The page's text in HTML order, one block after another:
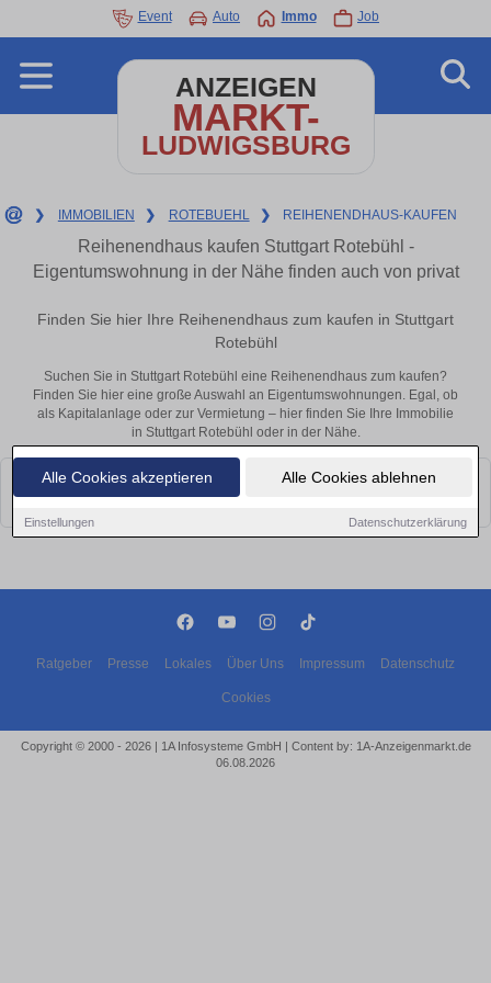
Alle Cookies akzeptieren Alle Cookies ablehnen
Einstellungen Datenschutzerklärung
Event Auto Immo Job
ANZEIGEN
MARKT-
LUDWIGSBURG
❯ IMMOBILIEN ❯ ROTEBUEHL ❯ REIHENENDHAUS-KAUFEN
Reihenendhaus kaufen Stuttgart Rotebühl -
Eigentumswohnung in der Nähe finden auch von privat
Finden Sie hier Ihre Reihenendhaus zum kaufen in Stuttgart
Rotebühl
Suchen Sie in Stuttgart Rotebühl eine Reihenendhaus zum kaufen?
Finden Sie hier eine große Auswahl an Eigentumswohnungen. Egal, ob
als Kapitalanlage oder zur Vermietung – hier finden Sie Ihre Immobilie
in Stuttgart Rotebühl oder in der Nähe.
Leider konnten wir derzeit keine passenden Objekte finden. Schauen Sie
bald wieder vorbei!
Ratgeber Presse Lokales Über Uns Impressum Datenschutz
Cookies
Copyright © 2000 - 2026 | 1A Infosysteme GmbH | Content by: 1A-Anzeigenmarkt.de
06.08.2026